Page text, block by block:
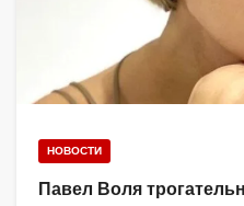
НОВОСТИ
Павел Воля